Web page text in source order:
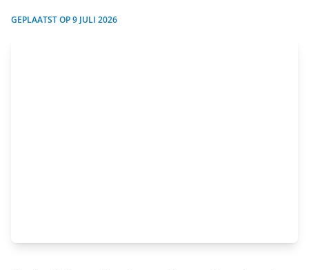
GEPLAATST OP9 JULI 2026